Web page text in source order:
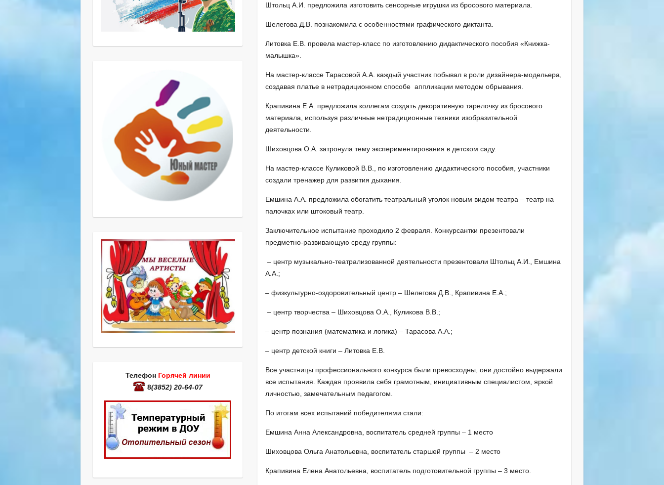
Штольц А.И. предложила изготовить сенсорные игрушки из бросового материала.
Шелегова Д.В. познакомила с особенностями графического диктанта.
Литовка Е.В. провела мастер-класс по изготовлению дидактического пособия «Книжка-
малышка».
На мастер-классе Тарасовой А.А. каждый участник побывал в роли дизайнера-модельера,
создавая платье в нетрадиционном способе аппликации методом обрывания.
Крапивина Е.А. предложила коллегам создать декоративную тарелочку из бросового
материала, используя различные нетрадиционные техники изобразительной
деятельности.
Шиховцова О.А. затронула тему экспериментирования в детском саду.
На мастер-классе Куликовой В.В., по изготовлению дидактического пособия, участники
создали тренажер для развития дыхания.
Емшина А.А. предложила обогатить театральный уголок новым видом театра – театр на
палочках или штоковый театр.
Заключительное испытание проходило 2 февраля. Конкурсантки презентовали
предметно-развивающую среду группы:
– центр музыкально-театрализованной деятельности презентовали Штольц А.И., Емшина
А.А.;
– физкультурно-оздоровительный центр – Шелегова Д.В., Крапивина Е.А.;
– центр творчества – Шиховцова О.А., Куликова В.В.;
– центр познания (математика и логика) – Тарасова А.А.;
– центр детской книги – Литовка Е.В.
Все участницы профессионального конкурса были превосходны, они достойно выдержали
все испытания. Каждая проявила себя грамотным, инициативным специалистом, яркой
личностью, замечательным педагогом.
По итогам всех испытаний победителями стали:
Емшина Анна Александровна, воспитатель средней группы – 1 место
Шиховцова Ольга Анатольевна, воспитатель старшей группы – 2 место
Крапивина Елена Анатольевна, воспитатель подготовительной группы – 3 место.
Телефон Горячей линии
8(3852) 20-64-07